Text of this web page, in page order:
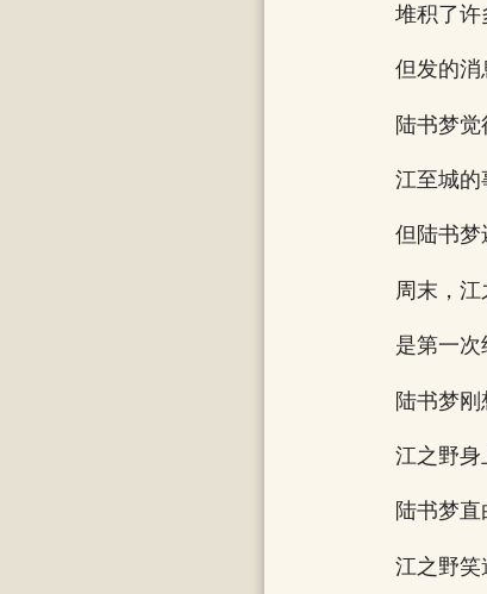
堆积了许
但发的消
陆书梦
江至城的
但陆书梦
周末，江
是第一次
陆书梦刚
江之野身
陆书梦
江之野笑